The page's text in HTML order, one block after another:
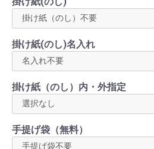
掛け紙(のし)名入れ
掛け紙（のし）内・外指定
手提げ袋（無料）